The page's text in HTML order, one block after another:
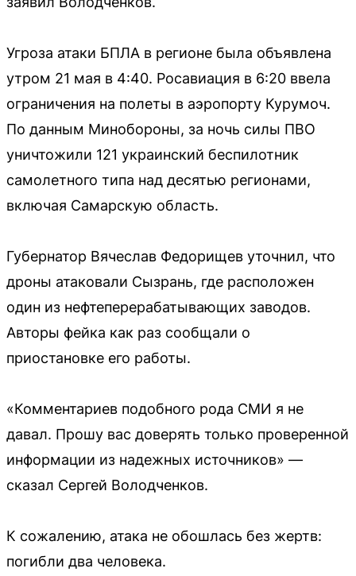
Угроза атаки БПЛА в регионе была объявлена
утром 21 мая в 4:40. Росавиация в 6:20 ввела
ограничения на полеты в аэропорту Курумоч.
По данным Минобороны, за ночь силы ПВО
уничтожили 121 украинский беспилотник
самолетного типа над десятью регионами,
включая Самарскую область.
Губернатор Вячеслав Федорищев уточнил, что
дроны атаковали Сызрань, где расположен
один из нефтеперерабатывающих заводов.
Авторы фейка как раз сообщали о
приостановке его работы.
«Комментариев подобного рода СМИ я не
давал. Прошу вас доверять только проверенной
информации из надежных источников» —
сказал Сергей Володченков.
К сожалению, атака не обошлась без жертв:
погибли два человека.